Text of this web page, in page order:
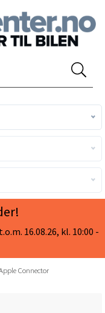
16.08.26, kl. 10:00 -
Connector